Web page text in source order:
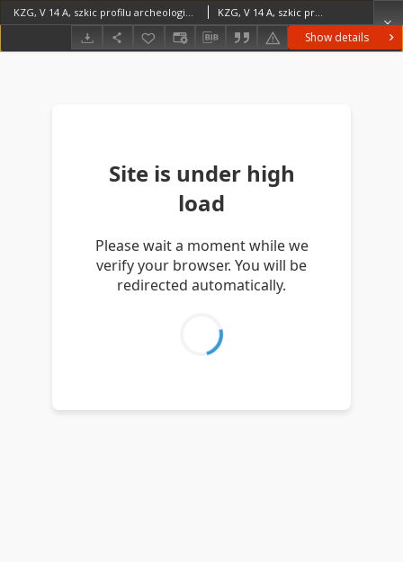
Show details
KZG, V 14 A, szkic profilu archeologicznego wykopu KZG, V 14 A, szkic profilu archeologicznego wykopu średniowiecze wczesne